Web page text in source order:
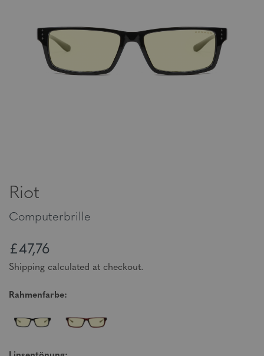
Riot
Computerbrille
£47,76
Shipping calculated at checkout.
Rahmenfarbe: